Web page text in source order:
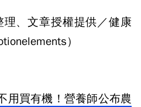
理、文章授權提供／健康
）
用買有機！營養師公布農